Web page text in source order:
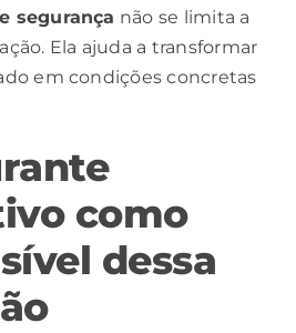
segurança não se limita a
Ela ajuda a transformar
em condições concretas
como
dessa